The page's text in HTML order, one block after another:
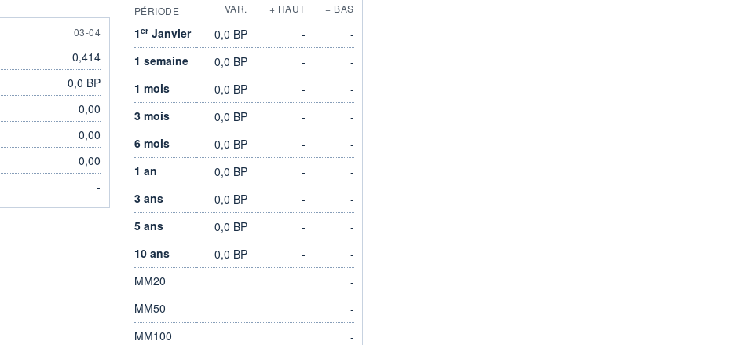
3 APRIL
03-04
0,414
0,0 BP
0,00
0,00
0,00
-
PÉRIODE VAR. + HAUT + BAS
1erJanvier 0,0 BP -
-
1 semaine
0,0 BP -
-
1 mois
0,0 BP -
-
3 mois
0,0 BP -
-
6 mois
0,0 BP -
-
1 an
0,0 BP -
-
3 ans
0,0 BP -
-
5 ans
0,0 BP -
-
10 ans
0,0 BP -
-
MM20
-
MM50
-
MM100
-